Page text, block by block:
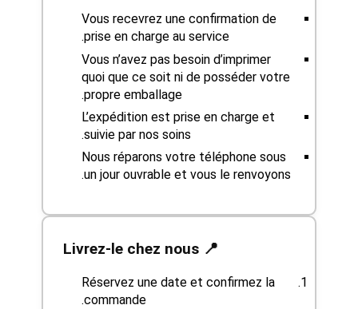
Vous recevrez une confirmation de
prise en charge au service.
Vous n’avez pas besoin d’imprimer
quoi que ce soit ni de posséder votre
propre emballage.
L’expédition est prise en charge et
suivie par nos soins.
Nous réparons votre téléphone sous
un jour ouvrable et vous le renvoyons.
📍 Livrez-le chez nous
Réservez une date et confirmez la
commande.